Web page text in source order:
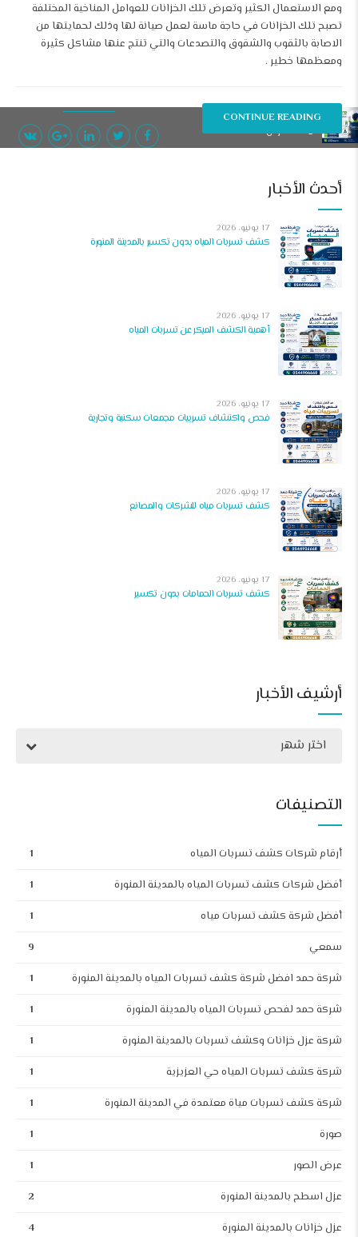
roony roony
26/مارس/2024
ومع الاستعمال الكثير وتعرض تلك الخزانات للعوامل المناخية المختلفة
تصبح تلك الخزانات في حاجة ماسة لعمل صيانة لها وذلك لحمايتها من
الاصابة بالثقوب والشقوق والتصدعات والتي تنتج عنها مشاكل كثيرة
ومعظمها خطير .
CONTINUE READING
أحدث الأخبار
17 يونيو، 2026
كشف تسربات المياه بدون تكسير بالمدينة المنورة
17 يونيو، 2026
أهمية الكشف المبكر عن تسربات المياه
17 يونيو، 2026
فحص واكتشاف تسريبات مجمعات سكنية وتجارية
17 يونيو، 2026
كشف تسربات مياه للشركات والمصانع
17 يونيو، 2026
كشف تسربات الحمامات بدون تكسير
أرشيف الأخبار
اختر شهر
التصنيفات
أرقام شركات كشف تسربات المياه
1
أفضل شركات كشف تسربات المياه بالمدينة المنورة
1
أفضل شركة كشف تسربات مياه
1
سمعي
9
شركة حمد افضل شركة كشف تسربات المياه بالمدينة المنورة
1
شركة حمد لفحص تسربات المياه بالمدينة المنورة
1
شركة عزل خزانات وكشف تسربات بالمدينة المنورة
1
شركة كشف تسربات المياه حي العزيزية
1
شركة كشف تسربات مياة معتمدة في المدينة المنورة
1
صورة
1
عرض الصور
1
عزل اسطح بالمدينة المنورة
2
عزل خزانات بالمدينة المنورة
4